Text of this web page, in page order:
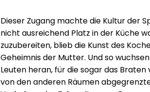
Dieser Zugang machte die Kultur der
nicht ausreichend Platz in der Küche
zuzubereiten, blieb die Kunst des
Geheimnis der Mutter. Und so
Leuten heran, für die sogar das
von den anderen Räumen